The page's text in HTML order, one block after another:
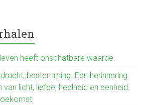
heeft onschatbare waarde.
bestemming. Een herinnering
van licht, liefde, heelheid en eenheid.